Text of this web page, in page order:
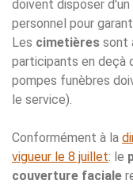
doivent disposer
personnel pour
Les cimetières sont
participants en deçà
pompes funèbres
le service).
Conformément à la
vigueur le 8 juillet: le
couverture faciale